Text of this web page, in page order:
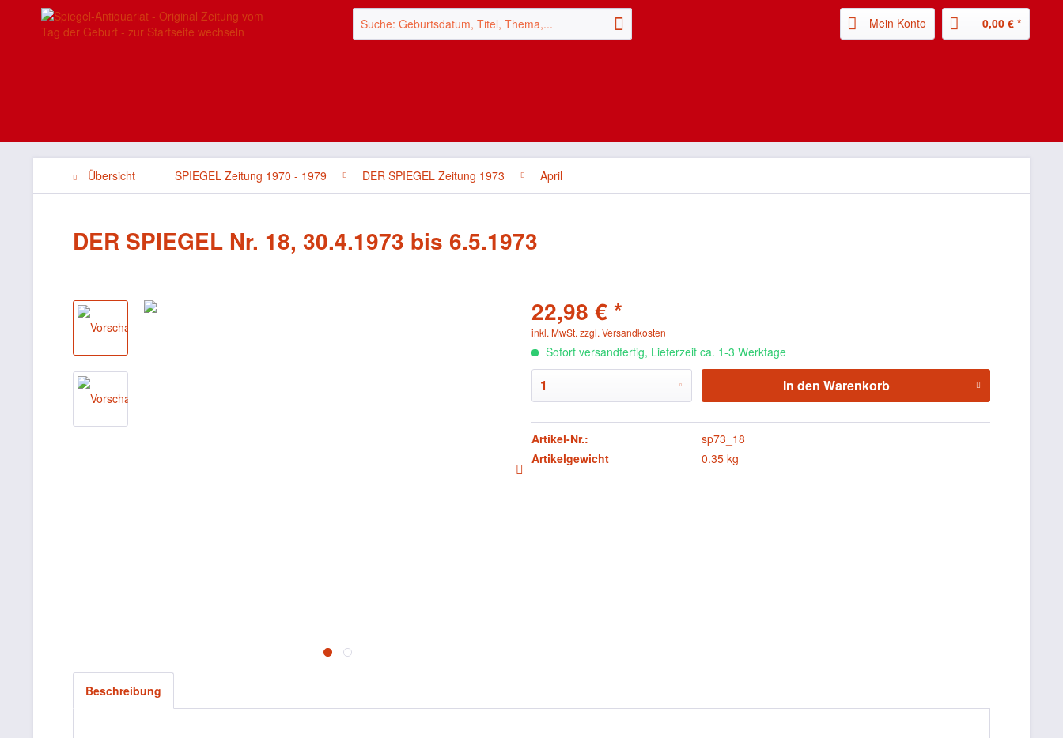
Mein Konto 0,00 € *
Übersicht SPIEGEL Zeitung 1970 - 1979 DER SPIEGEL Zeitung 1973 April
DER SPIEGEL Nr. 18, 30.4.1973 bis 6.5.1973
22,98 € *
inkl. MwSt. zzgl. Versandkosten
Sofort versandfertig, Lieferzeit ca. 1-3 Werktage
In den Warenkorb
Artikel-Nr.:
sp73_18
Artikelgewicht
0.35 kg
Beschreibung